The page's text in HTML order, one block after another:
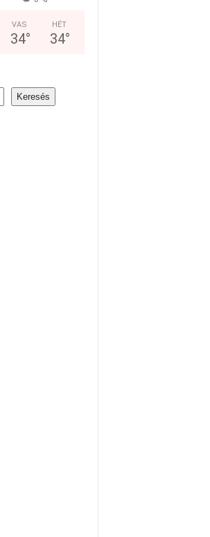
VAS
34°
HÉT
34°
Keresés